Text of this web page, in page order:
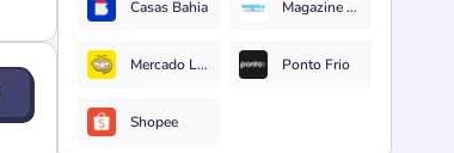
Casas Bahia Magazine Luiza
Mercado Livre Ponto Frio
Shopee